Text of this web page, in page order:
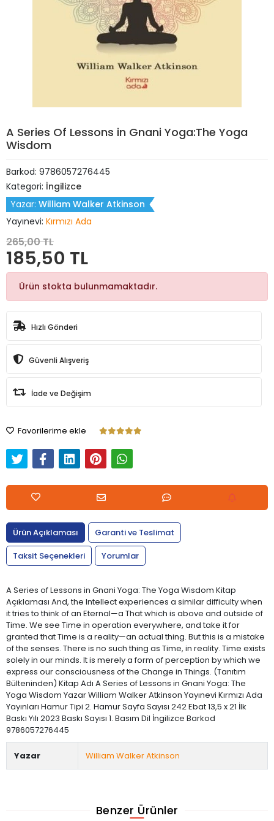
A Series Of Lessons in Gnani Yoga:The Yoga
Wisdom
Barkod: 9786057276445
Kategori: İngilizce
Yazar: William Walker Atkinson
Yayınevi: Kırmızı Ada
265,00 TL
185,50 TL
Ürün stokta bulunmamaktadır.
Hızlı Gönderi
Güvenli Alışveriş
İade ve Değişim
Favorilerime ekle
Ürün Açıklaması
Garanti ve Teslimat
Taksit Seçenekleri
Yorumlar
A Series of Lessons in Gnani Yoga: The Yoga Wisdom Kitap
Açıklaması And, the Intellect experiences a similar difficulty when
it tries to think of an Eternal—a That which is above and outside of
Time. We see Time in operation everywhere, and take it for
granted that Time is a reality—an actual thing. But this is a mistake
of the senses. There is no such thing as Time, in reality. Time exists
solely in our minds. It is merely a form of perception by which we
express our consciousness of the Change in Things. (Tanıtım
Bülteninden) Kitap Adı A Series of Lessons in Gnani Yoga: The
Yoga Wisdom Yazar William Walker Atkinson Yayınevi Kırmızı Ada
Yayınları Hamur Tipi 2. Hamur Sayfa Sayısı 242 Ebat 13,5 x 21 İlk
Baskı Yılı 2023 Baskı Sayısı 1. Basım Dil İngilizce Barkod
9786057276445
Yazar William Walker Atkinson
Benzer Ürünler